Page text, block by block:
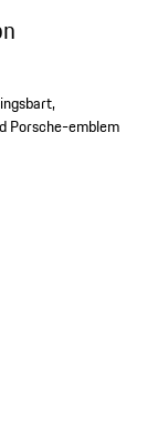
Porsche-emblem